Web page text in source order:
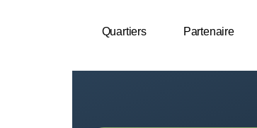
Quartiers Partenaire